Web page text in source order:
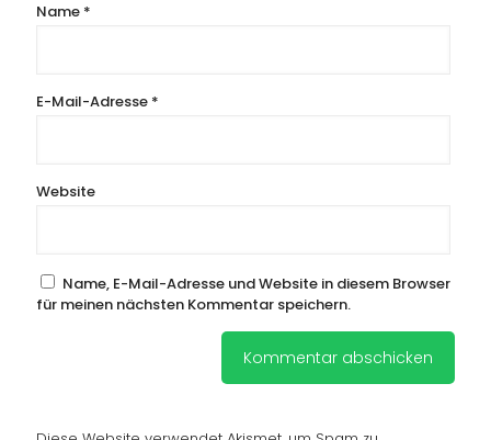
Name *
E-Mail-Adresse *
Website
Name, E-Mail-Adresse und Website in diesem Browser
für meinen nächsten Kommentar speichern.